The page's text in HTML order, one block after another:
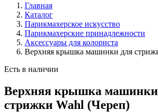
Главная
Каталог
Парикмахерское искусство
Парикмахерские принадлежности
Аксессуары для колориста
Верхняя крышка машинки для
Есть в наличии
Верхняя крышка
стрижки Wahl (Череп)